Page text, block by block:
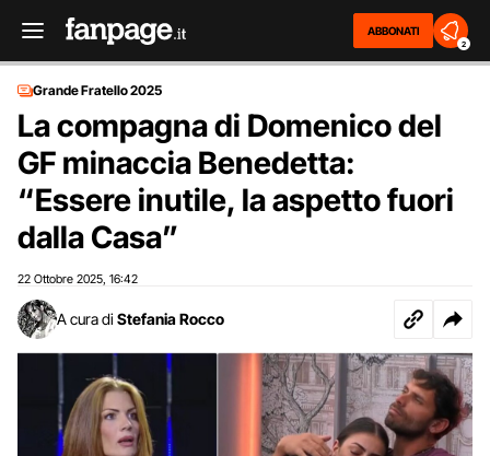
ABBONATI
2
Grande Fratello 2025
La compagna di Domenico del
GF minaccia Benedetta:
“Essere inutile, la aspetto fuori
dalla Casa”
22 Ottobre 2025 16:42
A cura di Stefania Rocco